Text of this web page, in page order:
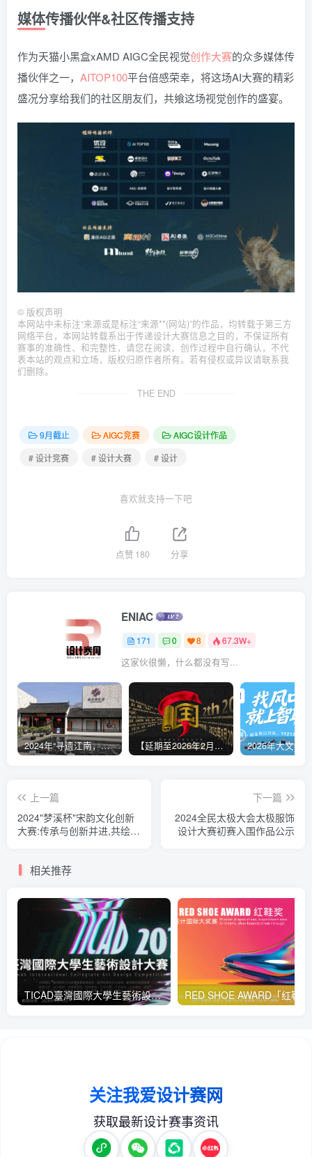
媒体传播伙伴&社区传播支持
作为天猫小黑盒xAMD AIGC全民视觉创作大赛的众多媒体传
播伙伴之一， AITOP100平台倍感荣幸，将这场AI大赛的精彩
盛况分享给我们的社区朋友们，共飨这场视觉创作的盛宴。
© 版权声明
本网站中未标注“来源或是标注“来源**(网站)”的作品，均转载于第三方
网络平台，本网站转载系出于传递设计大赛信息之目的，不保证所有
赛事的准确性、和完整性，请您在阅读、创作过程中自行确认，不代
表本站的观点和立场，版权归原作者所有。若有侵权或异议请联系我
们删除。
THE END
9月截止 AIGC竞赛
AIGC设计作品
# 设计竞赛
# 设计大赛 # 设计
喜欢就支持一下吧
点赞 180 分享
ENIAC
171 0 8 67.3W+
这家伙很懒，什么都没有写...
2024年“寻遗江南，嘉有孔庙”嘉定区非遗文创设计大赛 【延期至2026年2月9日17:00】2025国文奖-两岸青年非遗文创大赛
上一篇
2024"梦溪杯"宋韵文化创新
大赛:传承与创新并进,共绘文
下一篇
2024全民太极大会太极服饰
设计大赛初赛入围作品公示
相关推荐
TICAD臺灣國際大學生藝術設計大賽